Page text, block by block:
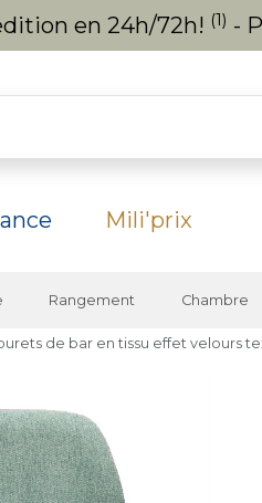
en 24h/72h! (1) -
Mili'prix
Rangement Chambre
de bar en tissu effet velours